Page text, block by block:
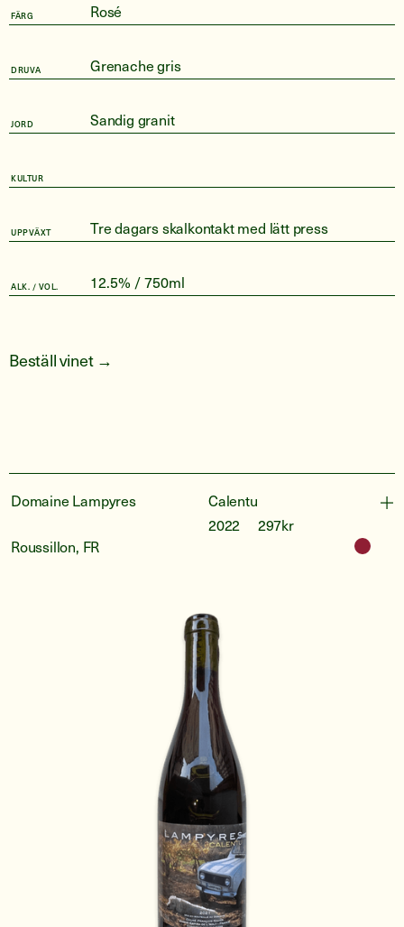
FÄRG Rosé
DRUVA Grenache gris
JORD Sandig granit
KULTUR
UPPVÄXT Tre dagars skalkontakt med lätt press
ALK. / VOL. 12.5% / 750ml
Beställ vinet →
Domaine Lampyres
Calentu
297kr
2022
Roussillon, FR